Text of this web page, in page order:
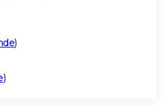
)
)